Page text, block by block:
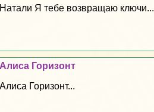
Натали Я тебе возвращаю ключи...
Алиса Горизонт
Алиса Горизонт...